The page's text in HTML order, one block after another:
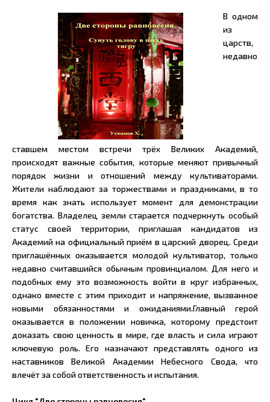
В одном
из
царств,
недавно
ставшем местом встречи трёх Великих Академий,
происходят важные события, которые меняют привычный
порядок жизни и отношений между культиваторами.
Жители наблюдают за торжествами и праздниками, в то
время как знать использует момент для демонстрации
богатства. Владелец земли старается подчеркнуть особый
статус своей территории, приглашая кандидатов из
Академий на официальный приём в царский дворец. Среди
приглашённых оказывается молодой культиватор, только
недавно считавшийся обычным провинциалом. Для него и
подобных ему это возможность войти в круг избранных,
однако вместе с этим приходит и напряжение, вызванное
новыми обязанностями и ожиданиями.Главный герой
оказывается в положении новичка, которому предстоит
доказать свою ценность в мире, где власть и сила играют
ключевую роль. Его назначают представлять одного из
наставников Великой Академии Небесного Свода, что
влечёт за собой ответственность и испытания.